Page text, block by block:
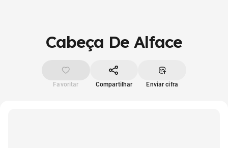
Cabeça De Alface
Favoritar Compartilhar Enviar cifra